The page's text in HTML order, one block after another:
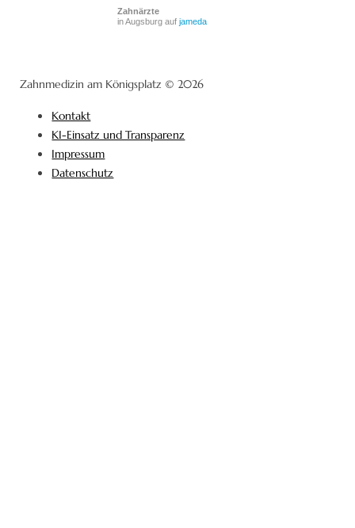
Zahnärzte
in Augsburg aufjameda
Zahnmedizin am Königsplatz © 2026
Kontakt
KI-Einsatz und Transparenz
Impressum
Datenschutz